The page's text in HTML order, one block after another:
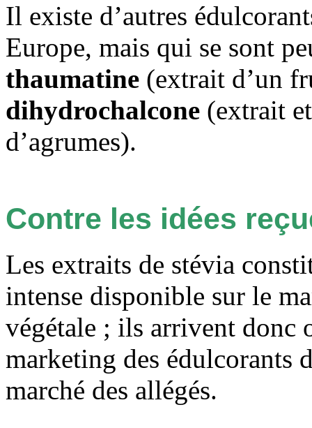
Il existe d’autres
Europe, mais qui se sont
thaumatine (extrait d’un
dihydrochalcone (extrait
d’agrumes).
Contre les idées
Les extraits de stévia
intense disponible sur le
végétale ; ils arrivent donc
marketing des édulcorants
marché des allégés.